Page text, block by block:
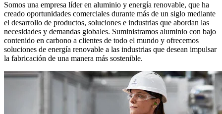
Somos una empresa líder en aluminio y energía renovable, que ha
creado oportunidades comerciales durante más de un siglo mediante
el desarrollo de productos, soluciones e industrias que abordan las
necesidades y demandas globales. Suministramos aluminio con bajo
contenido en carbono a clientes de todo el mundo y ofrecemos
soluciones de energía renovable a las industrias que desean impulsar
la fabricación de una manera más sostenible.